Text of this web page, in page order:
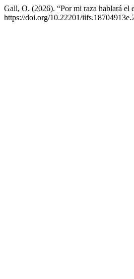
Gall, O. (2026). “Por mi raza hablará
https://doi.org/10.22201/